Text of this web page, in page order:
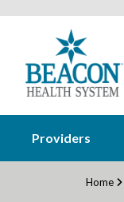
Providers
Home